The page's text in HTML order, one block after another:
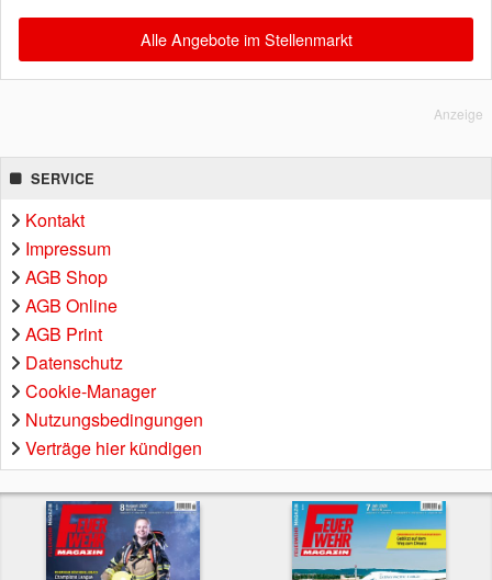
Alle Angebote im Stellenmarkt
Anzeige
SERVICE
Kontakt
Impressum
AGB Shop
AGB Online
AGB Print
Datenschutz
Cookie-Manager
Nutzungsbedingungen
Verträge hier kündigen